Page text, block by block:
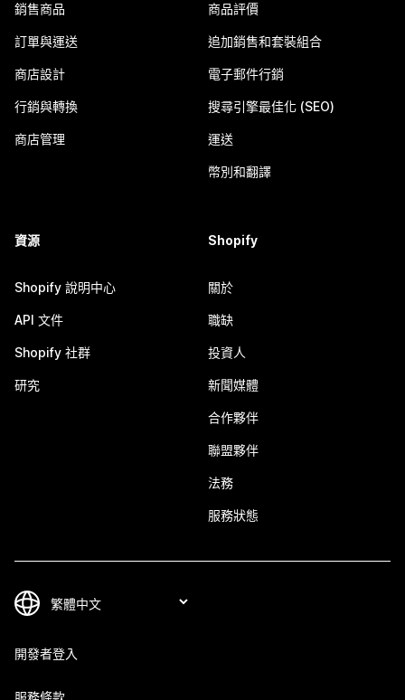
銷售商品
訂單與運送
商店設計
行銷與轉換
商店管理
商品評價
追加銷售和套裝組合
電子郵件行銷
搜尋引擎最佳化 (SEO)
運送
幣別和翻譯
資源
Shopify 說明中心
API 文件
Shopify 社群
研究
Shopify
關於
職缺
投資人
新聞媒體
合作夥伴
聯盟夥伴
法務
服務狀態
開發者登入
服務條款